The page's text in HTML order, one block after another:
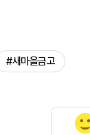
#새마을금고